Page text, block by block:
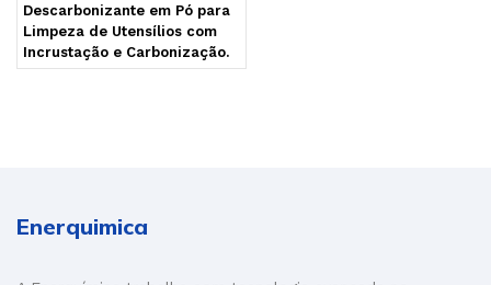
Descarbonizante em Pó para
Limpeza de Utensílios com
Incrustação e Carbonização.
Enerquimica